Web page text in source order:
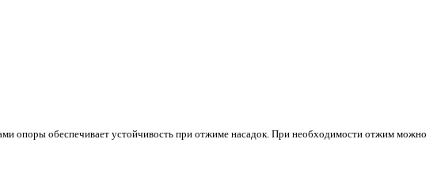
опоры обеспечивает устойчивость при отжиме насадок. При необходимости отжим можно